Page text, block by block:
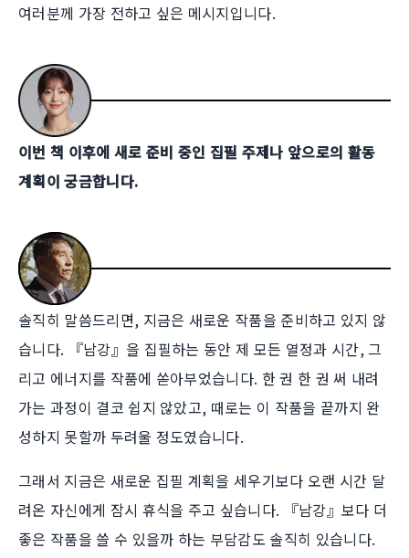
여러분께 가장 전하고 싶은 메시지입니다.
이번 책 이후에 새로 준비 중인 집필 주제나 앞으로의 활동
계획이 궁금합니다.
솔직히 말씀드리면, 지금은 새로운 작품을 준비하고 있지 않
습니다. 『남강』을 집필하는 동안 제 모든 열정과 시간, 그
리고 에너지를 작품에 쏟아부었습니다. 한 권 한 권 써 내려
가는 과정이 결코 쉽지 않았고, 때로는 이 작품을 끝까지 완
성하지 못할까 두려울 정도였습니다.
그래서 지금은 새로운 집필 계획을 세우기보다 오랜 시간 달
려온 자신에게 잠시 휴식을 주고 싶습니다. 『남강』보다 더
좋은 작품을 쓸 수 있을까 하는 부담감도 솔직히 있습니다.